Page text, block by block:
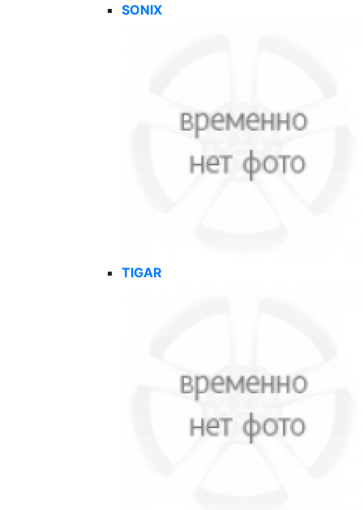
SONIX
TIGAR